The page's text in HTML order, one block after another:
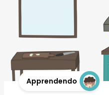
Apprendendo